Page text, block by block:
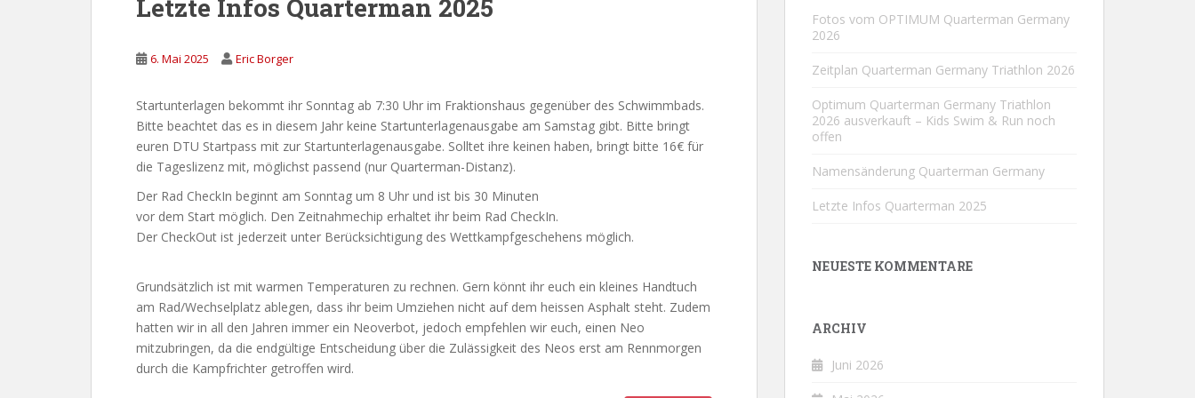
Letzte Infos Quarterman 2025
6. Mai 2025 Eric Borger
Startunterlagen bekommt ihr Sonntag ab 7:30 Uhr im Fraktionshaus gegenüber des Schwimmbads.
Bitte beachtet das es in diesem Jahr keine Startunterlagenausgabe am Samstag gibt. Bitte bringt
euren DTU Startpass mit zur Startunterlagenausgabe. Solltet ihre keinen haben, bringt bitte 16€ für
die Tageslizenz mit, möglichst passend (nur Quarterman-Distanz).
Der Rad CheckIn beginnt am Sonntag um 8 Uhr und ist bis 30 Minuten
vor dem Start möglich. Den Zeitnahmechip erhaltet ihr beim Rad CheckIn.
Der CheckOut ist jederzeit unter Berücksichtigung des Wettkampfgeschehens möglich.
Grundsätzlich ist mit warmen Temperaturen zu rechnen. Gern könnt ihr euch ein kleines Handtuch
am Rad/Wechselplatz ablegen, dass ihr beim Umziehen nicht auf dem heissen Asphalt steht. Zudem
hatten wir in all den Jahren immer ein Neoverbot, jedoch empfehlen wir euch, einen Neo
mitzubringen, da die endgültige Entscheidung über die Zulässigkeit des Neos erst am Rennmorgen
durch die Kampfrichter getroffen wird.
Fotos vom OPTIMUM Quarterman Germany
2026
Zeitplan Quarterman Germany Triathlon 2026
Optimum Quarterman Germany Triathlon
2026 ausverkauft – Kids Swim & Run noch
offen
Namensänderung Quarterman Germany
Letzte Infos Quarterman 2025
NEUESTE KOMMENTARE
ARCHIV
Juni 2026